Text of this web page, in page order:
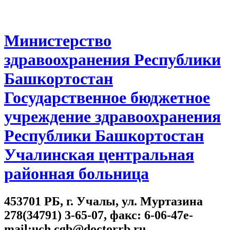
Министерство
здравоохранения Республики
Башкортостан
Государственное бюджетное
учреждение здравоохранения
Республики Башкортостан
Учалинская центральная
районная больница
453701 РБ, г. Учалы, ул. Муртазина
278(34791) 3-65-07, факс: 6-06-47e-